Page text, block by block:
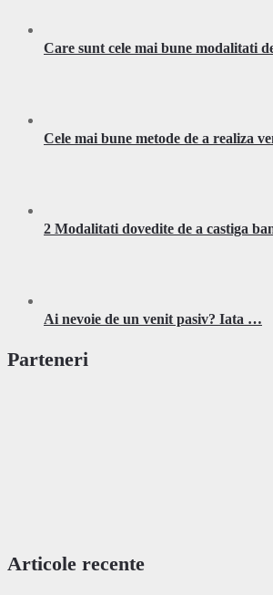
Care sunt cele mai bune modalitati
Cele mai bune metode de a realiza
2 Modalitati dovedite de a castiga
Ai nevoie de un venit pasiv? Iata …
Parteneri
Articole recente